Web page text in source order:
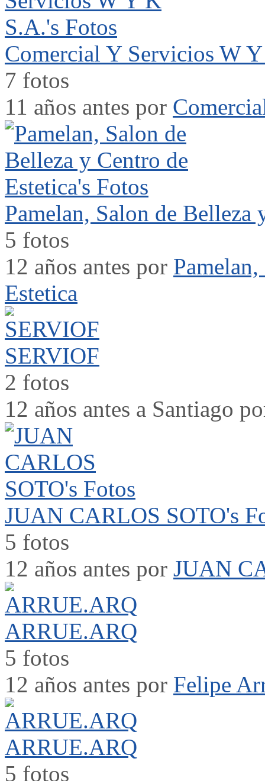
Comercial Y Servicios W
7 fotos
11 años antes por
Pamelan, Salon de Belleza
5 fotos
12 años antes por
Estetica
SERVIOF
2 fotos
12 años antes a Santiago
JUAN CARLOS SOTO's
5 fotos
12 años antes por JUAN
ARRUE.ARQ
5 fotos
12 años antes por Felipe
ARRUE.ARQ
5 fotos